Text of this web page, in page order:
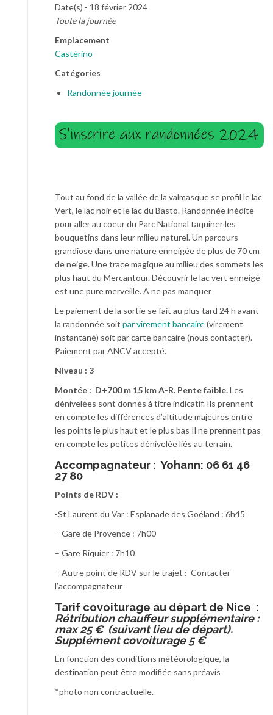
Date(s) - 18 février 2024
Toute la journée
Emplacement
Castérino
Catégories
Randonnée journée
Tout au fond de la vallée de la valmasque se profil le lac
Vert, le lac noir et le lac du Basto. Randonnée inédite
pour aller au coeur du Parc National taquiner les
bouquetins dans leur milieu naturel. Un parcours
grandiose dans une nature enneigée de plus de 70 cm
de neige. Une trace magique au milieu des sommets les
plus haut du Mercantour. Découvrir le lac vert enneigé
est une pure merveille. A ne pas manquer
Le paiement de la sortie se fait au plus tard 24 h avant
la randonnée soit par virement bancaire(virement
instantané) soit par carte bancaire (nous contacter).
Paiement par ANCV accepté.
Niveau : 3
Montée : D+700 m 15 km A-R. Pente faible.Les
dénivelées sont donnés à titre indicatif. Ils prennent
en compte les différences d’altitude majeures entre
les points le plus haut et le plus bas Il ne prennent pas
en compte les petites dénivelée liés au terrain.
Accompagnateur : Yohann: 06 61 46
27 80
Points de RDV :
-St Laurent du Var : Esplanade des Goéland : 6h45
– Gare de Provence : 7h00
– Gare Riquier : 7h10
– Autre point de RDV sur le trajet : Contacter
l’accompagnateur
Tarif covoiturage au départ de Nice :
Rétribution chauffeur supplémentaire :
max 25 € (suivant lieu de départ).
Supplément covoiturage 5 €
En fonction des conditions météorologique, la
destination peut être modifiée sans préavis
*photo non contractuelle.